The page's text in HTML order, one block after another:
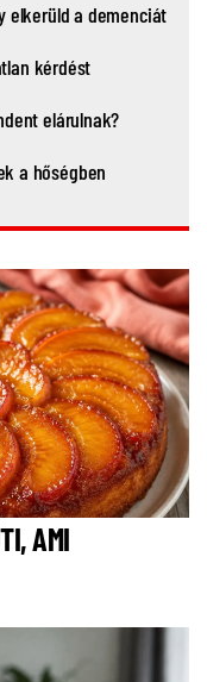
elkerüld a demenciát
kérdést
elárulnak?
a hőségben
AMI